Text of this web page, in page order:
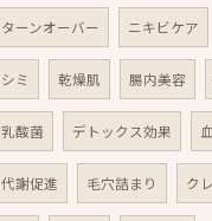
ターンオーバー ニキビケア
シミ 乾燥肌 腸内美容
乳酸菌 デトックス効果
代謝促進 毛穴詰まり ク